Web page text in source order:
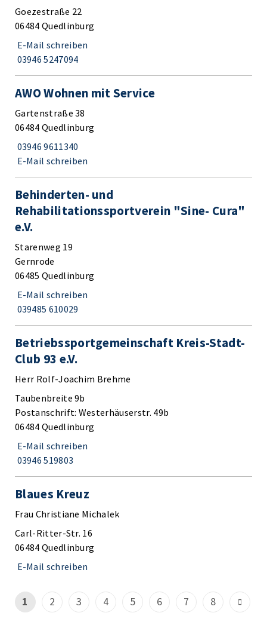
Goezestraße 22
06484 Quedlinburg
E-Mail schreiben
03946 5247094
AWO Wohnen mit Service
Gartenstraße 38
06484 Quedlinburg
03946 9611340
E-Mail schreiben
Behinderten- und
Rehabilitationssportverein "Sine- Cura"
e.V.
Starenweg 19
Gernrode
06485 Quedlinburg
E-Mail schreiben
039485 610029
Betriebssportgemeinschaft Kreis-Stadt-
Club 93 e.V.
Herr Rolf-Joachim Brehme
Taubenbreite 9b
Postanschrift: Westerhäuserstr. 49b
06484 Quedlinburg
E-Mail schreiben
03946 519803
Blaues Kreuz
Frau Christiane Michalek
Carl-Ritter-Str. 16
06484 Quedlinburg
E-Mail schreiben
1 2 3 4 5 6 7 8